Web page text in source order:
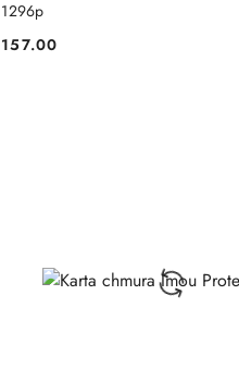
1296p
Cena:
157.00